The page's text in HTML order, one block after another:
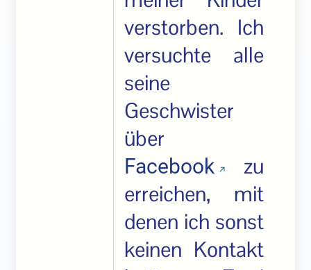
verstorben. Ich
versuchte alle
seine
Geschwister
über
Facebook
zu
erreichen, mit
denen ich sonst
keinen Kontakt